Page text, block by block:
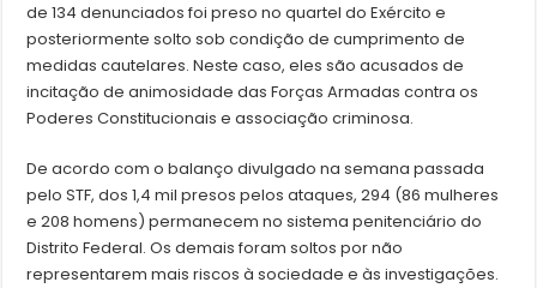
de 134 denunciados foi preso no quartel do Exército e
posteriormente solto sob condição de cumprimento de
medidas cautelares. Neste caso, eles são acusados de
incitação de animosidade das Forças Armadas contra os
Poderes Constitucionais e associação criminosa.
De acordo com o balanço divulgado na semana passada
pelo STF, dos 1,4 mil presos pelos ataques, 294 (86 mulheres
e 208 homens) permanecem no sistema penitenciário do
Distrito Federal. Os demais foram soltos por não
representarem mais riscos à sociedade e às investigações.